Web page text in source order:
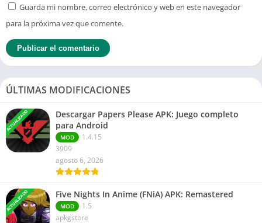
Guarda mi nombre, correo electrónico y web en este navegador
para la próxima vez que comente.
ÚLTIMAS MODIFICACIONES
ACTUALIZADO
Descargar Papers Please APK: Juego completo
para Android
MOD
1.4.15
3909
agosto 6, 2026
ACTUALIZADO Five Nights In Anime (FNiA) APK: Remastered
MOD
1.5
apkgstore